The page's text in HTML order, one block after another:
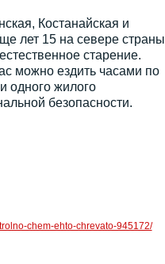
Костанайская и
лет 15 на севере страны
старение.
можно ездить часами по
одного жилого
безопасности.
chem-ehto-chrevato-945172/